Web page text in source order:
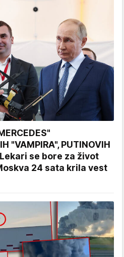
"VAMPIRA", PUTINOVIH
Lekari se bore za život
24 sata krila vest